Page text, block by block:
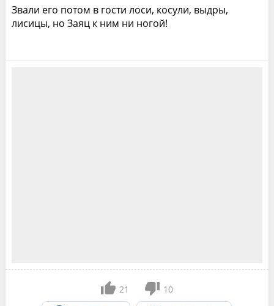
Звали его потом в гости лоси, косули, выдры,
лисицы, но Заяц к ним ни ногой!
21
10